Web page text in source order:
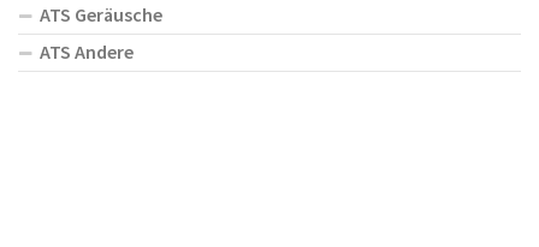
ATS Geräusche
ATS Andere